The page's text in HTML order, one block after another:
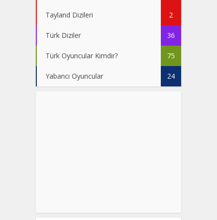
Tayland Dizileri 2
Türk Diziler 36
Türk Oyuncular Kimdir? 75
Yabancı Oyuncular 24